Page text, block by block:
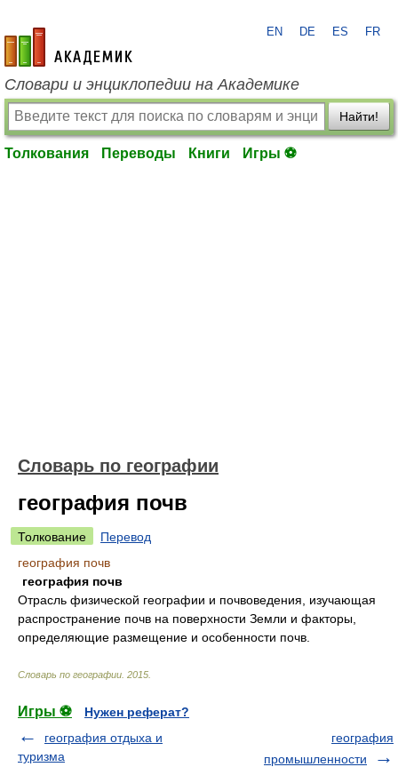
academic.ru
EN DE ES FR
Словари и энциклопедии на Академике
Найти!
Толкования Переводы Книги Игры ⚽
Словарь по географии
география почв
Толкование
Перевод
география почв
география почв
Отрасль физической географии и почвоведения, изучающая
распространение почв на поверхности Земли и факторы,
определяющие размещение и особенности почв.
Словарь по географии 2015
Игры ⚽
Нужен реферат?
география отдыха и
туризма
география
промышленности